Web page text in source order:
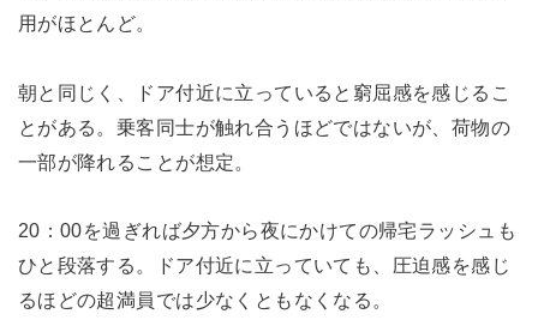
用がほとんど。
朝と同じく、ドア付近に立っていると窮屈感を感じるこ
とがある。乗客同士が触れ合うほどではないが、荷物の
一部が降れることが想定。
20：00を過ぎれば夕方から夜にかけての帰宅ラッシュも
ひと段落する。ドア付近に立っていても、圧迫感を感じ
るほどの超満員では少なくともなくなる。